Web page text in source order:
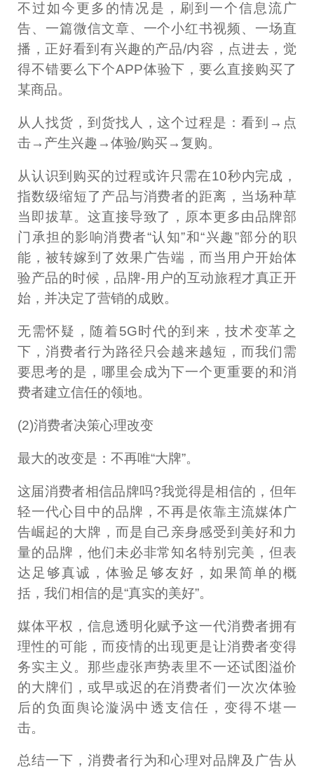
不过如今更多的情况是，刷到一个信息流广
告、一篇微信文章、一个小红书视频、一场直
播，正好看到有兴趣的产品/内容，点进去，觉
得不错要么下个APP体验下，要么直接购买了
某商品。
从人找货，到货找人，这个过程是：看到→点
击→产生兴趣→体验/购买→复购。
从认识到购买的过程或许只需在10秒内完成，
指数级缩短了产品与消费者的距离，当场种草
当即拔草。这直接导致了，原本更多由品牌部
门承担的影响消费者“认知”和“兴趣”部分的职
能，被转嫁到了效果广告端，而当用户开始体
验产品的时候，品牌-用户的互动旅程才真正开
始，并决定了营销的成败。
无需怀疑，随着5G时代的到来，技术变革之
下，消费者行为路径只会越来越短，而我们需
要思考的是，哪里会成为下一个更重要的和消
费者建立信任的领地。
(2)消费者决策心理改变
最大的改变是：不再唯“大牌”。
这届消费者相信品牌吗?我觉得是相信的，但年
轻一代心目中的品牌，不再是依靠主流媒体广
告崛起的大牌，而是自己亲身感受到美好和力
量的品牌，他们未必非常知名特别完美，但表
达足够真诚，体验足够友好，如果简单的概
括，我们相信的是“真实的美好”。
媒体平权，信息透明化赋予这一代消费者拥有
理性的可能，而疫情的出现更是让消费者变得
务实主义。那些虚张声势表里不一还试图溢价
的大牌们，或早或迟的在消费者们一次次体验
后的负面舆论漩涡中透支信任，变得不堪一
击。
总结一下，消费者行为和心理对品牌及广告从